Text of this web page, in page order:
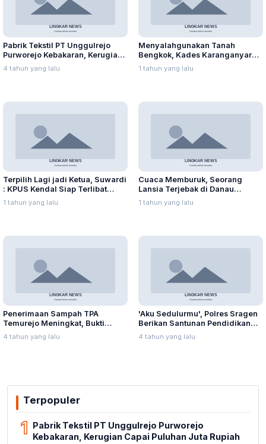
Pabrik Tekstil PT Unggulrejo
Purworejo Kebakaran, Kerugian
Capai Puluhan Juta Rupiah
4 tahun yang lalu
Menyalahgunakan Tanah
Bengkok, Kades Karanganyar
Ditangkap Kejari
1 tahun yang lalu
Terpilih Lagi jadi Ketua, Suwardi
: KPUS Kendal Siap Terlibat
Suplai Telur untuk MBG
1 tahun yang lalu
Cuaca Memburuk, Seorang
Lansia Terjebak di Danau
Rawapening Saat Mencari
Enceng Gondok
1 tahun yang lalu
Penerimaan Sampah TPA
Temurejo Meningkat, Bukti
Masyarakat Blora Peduli
Kebersihan
4 tahun yang lalu
'Aku Sedulurmu', Polres Sragen
Berikan Santunan Pendidikan
Anak Yatim Piatu
4 tahun yang lalu
Terpopuler
1 Pabrik Tekstil PT Unggulrejo Purworejo
Kebakaran, Kerugian Capai Puluhan Juta Rupiah